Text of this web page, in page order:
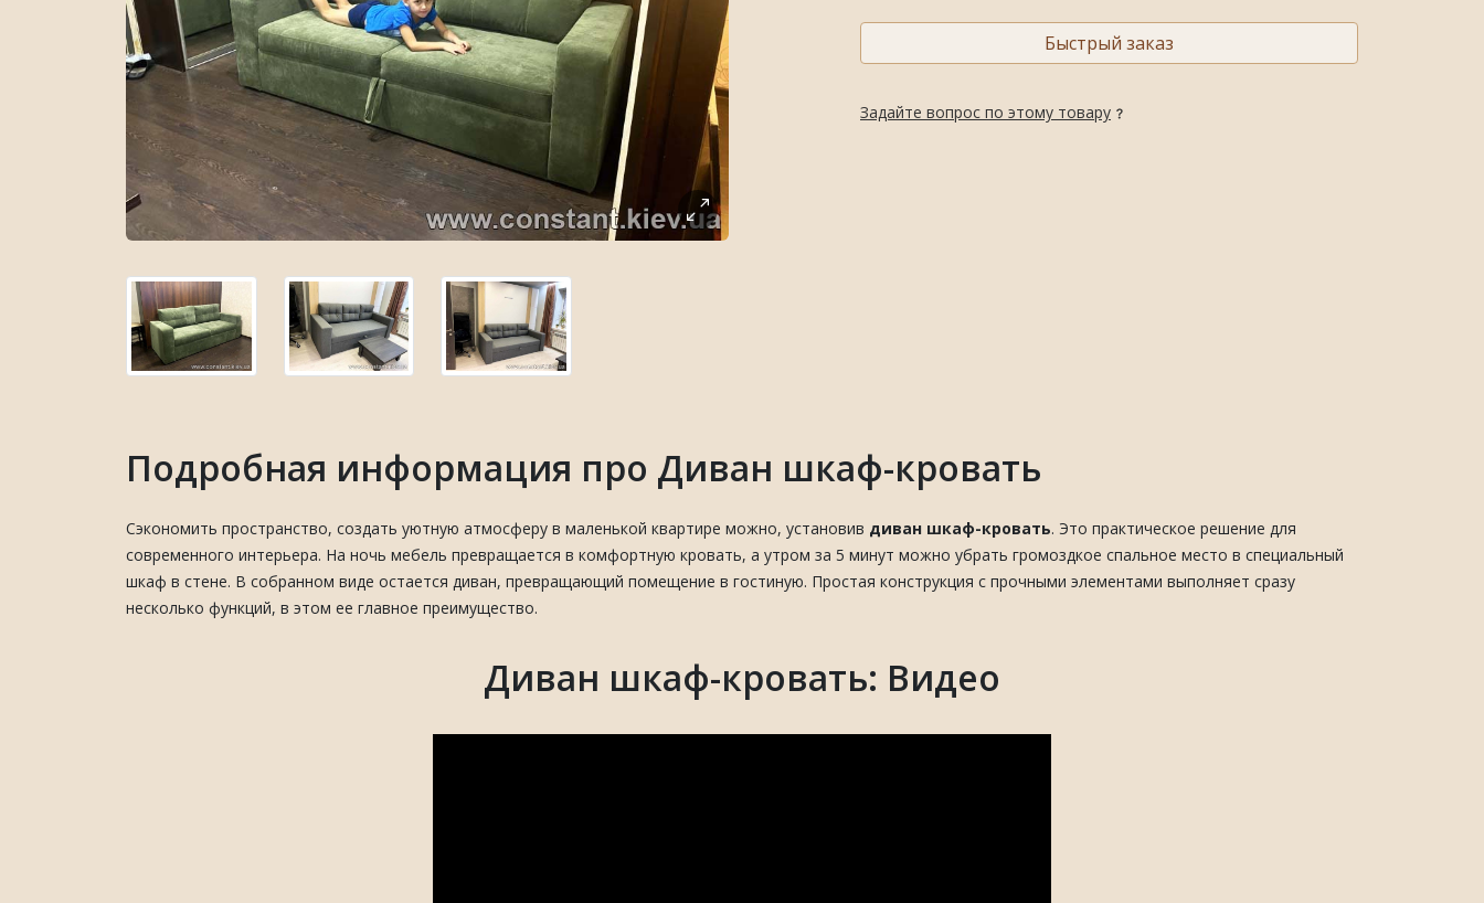
Быстрый заказ
Задайте вопрос по этому товару
Подробная информация про Диван шкаф-кровать
Сэкономить пространство, создать уютную атмосферу в маленькой квартире можно, установив диван шкаф-кровать. Это практическое решение для
современного интерьера. На ночь мебель превращается в комфортную кровать, а утром за 5 минут можно убрать громоздкое спальное место в специальный
шкаф в стене. В собранном виде остается диван, превращающий помещение в гостиную. Простая конструкция с прочными элементами выполняет сразу
несколько функций, в этом ее главное преимущество.
Диван шкаф-кровать: Видео